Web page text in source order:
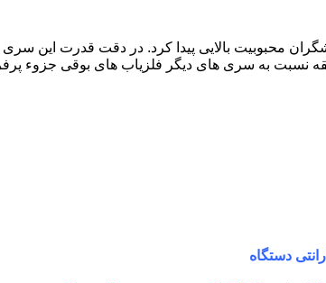
محبوبیت بالایی پیدا کرد. در دقت قدرت این
نسبت به سری های دیگر فلزیاب های بوقی جزوء
دستگاه